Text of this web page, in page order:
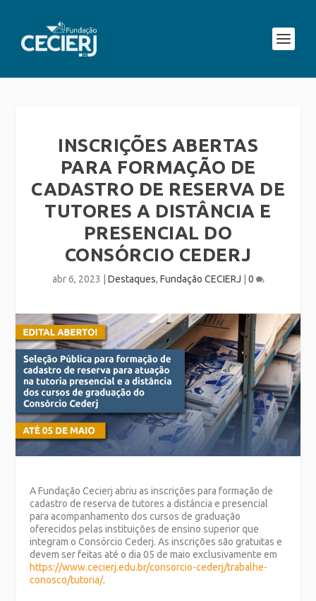
INSCRIÇÕES ABERTAS
PARA FORMAÇÃO DE
CADASTRO DE RESERVA DE
TUTORES A DISTÂNCIA E
PRESENCIAL DO
CONSÓRCIO CEDERJ
abr 6, 2023 Destaques, Fundação CECIERJ 0
A Fundação Cecierj abriu as inscrições para formação de
cadastro de reserva de tutores a distância e presencial
para acompanhamento dos cursos de graduação
oferecidos pelas instituições de ensino superior que
integram o Consórcio Cederj. As inscrições são gratuitas e
devem ser feitas até o dia 05 de maio exclusivamente em
https://www.cecierj.edu.br/consorcio-cederj/trabalhe-
conosco/tutoria/.